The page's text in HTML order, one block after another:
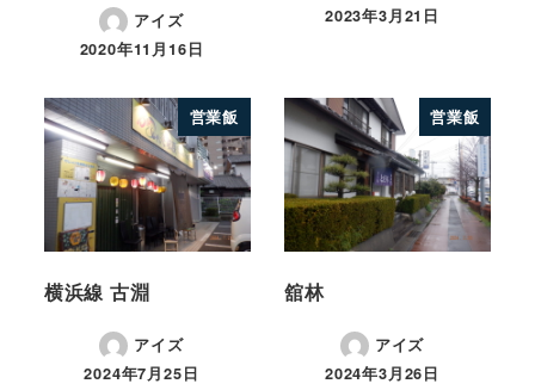
アイズ
2020年11月16日
2023年3月21日
営業飯
横浜線 古淵
アイズ
2024年7月25日
営業飯
舘林
アイズ
2024年3月26日